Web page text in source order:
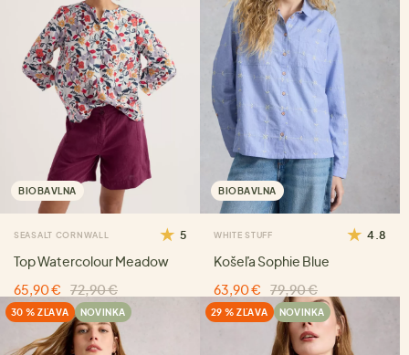
BIOBAVLNA
SEASALT CORNWALL 5
Top Watercolour Meadow
65,90 €
72,90 €
BIOBAVLNA
WHITE STUFF 4.8
Košeľa Sophie Blue
63,90 €
79,90 €
30 % ZĽAVA NOVINKA 29 % ZĽAVA NOVINKA